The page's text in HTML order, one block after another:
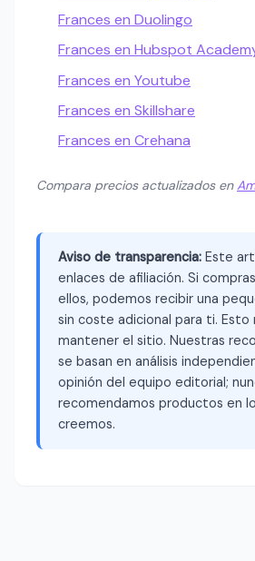
Frances en Duolingo
Frances en Hubspot
Frances en Youtube
Frances en Skillshare
Frances en Crehana
Compara precios actualizados en
Aviso de transparencia: Este
enlaces de afiliación. Si
ellos, podemos recibir una
sin coste adicional para ti. Esto
mantener el sitio. Nuestras
se basan en análisis
opinión del equipo editorial;
recomendamos productos en
creemos.